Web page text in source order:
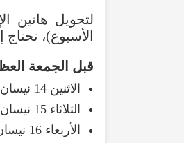
الأسبوع)،
قبل الجمعة العظيمة
الاثنين 14 نيسان/ أبريل
الثلاثاء 15 نيسان/ أبريل
الأربعاء 16 نيسان/ أبريل